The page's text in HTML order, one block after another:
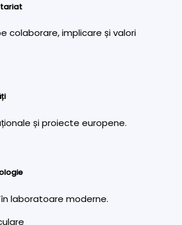
colaborare, implicare și valori
și proiecte europene.
laboratoare moderne.